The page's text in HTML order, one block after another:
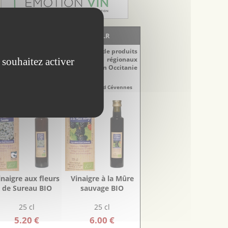
LA BOUTIQUE - EscapadesLR
Découvrez notre sélection de produits
régionaux
du Languedoc-Roussillon en Occitanie
aux fleurs
de Sureau BIO
25 cl
5.20 €
Aigre-Doux Sud Cévennes
Vinaigre à la Mûre
sauvage BIO
25 cl
6.00 €
activer